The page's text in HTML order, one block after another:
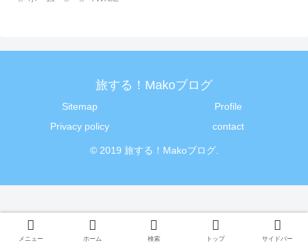
旅する！Makoブログ
Sitemap
Profile
Privacy policy
contact
© 2019 旅する！Makoブログ.
メニュー ホーム 検索 トップ サイドバー